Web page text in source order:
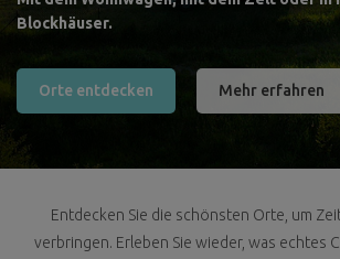
Blockhäuser.
Orte entdecken Mehr erfahren
Entdecken Sie die schönsten Orte, um
verbringen. Erleben Sie wieder, was echtes